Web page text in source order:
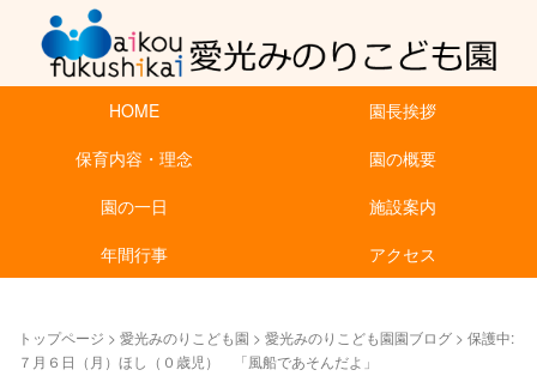
HOME
園長挨拶
保育内容・理念
園の概要
園の一日
施設案内
年間行事
アクセス
トップページ > 愛光みのりこども園 > 愛光みのりこども園園ブログ > 保護中:
７月６日（月）ほし（０歳児） 「風船であそんだよ」